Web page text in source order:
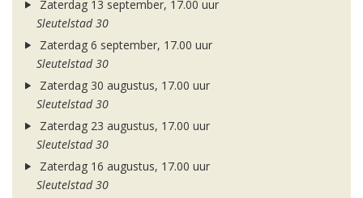
Zaterdag 13 september, 17.00 uur
Sleutelstad 30
Zaterdag 6 september, 17.00 uur
Sleutelstad 30
Zaterdag 30 augustus, 17.00 uur
Sleutelstad 30
Zaterdag 23 augustus, 17.00 uur
Sleutelstad 30
Zaterdag 16 augustus, 17.00 uur
Sleutelstad 30